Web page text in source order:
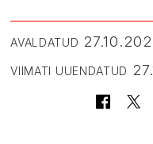
AVALDATUD
VIIMATI UUENDATUD